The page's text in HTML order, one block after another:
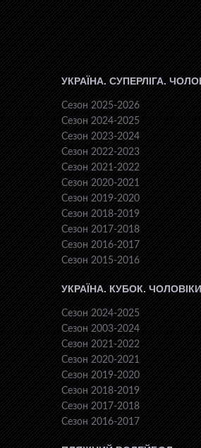
УКРАЇНА. СУПЕРЛІГА.
Сезон 2025-2026
Сезон 2024-2025
Сезон 2023-2024
Сезон 2022-2023
Сезон 2021-2022
Сезон 2020-2021
Сезон 2019-2020
Сезон 2018-2019
Сезон 2017-2018
Сезон 2016-2017
Сезон 2015-2016
УКРАЇНА. КУБОК. ЧОЛОВІКИ
Сезон 2024-2025
Сезон 2003-2024
Сезон 2021-2022
Сезон 2020-2021
Сезон 2019-2020
Сезон 2018-2019
Сезон 2017-2018
Сезон 2016-2017